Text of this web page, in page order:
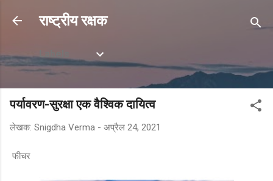
सीधे मुख्य सामग्री पर जाएं
राष्ट्रीय रक्षक
Labels
पर्यावरण-सुरक्षा एक वैश्विक दायित्व
लेखक: Snigdha Verma - अप्रैल 24, 2021
फीचर